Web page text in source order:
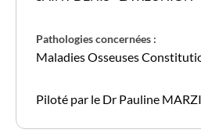
Pathologies concernées :
Maladies Osseuses
Piloté par le Dr Pauline